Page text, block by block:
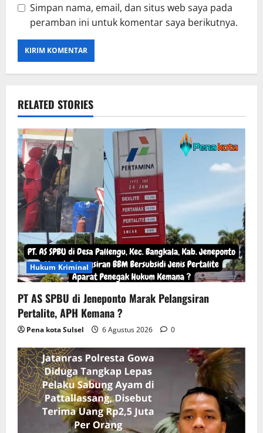
Simpan nama, email, dan situs web saya pada
peramban ini untuk komentar saya berikutnya.
RELATED STORIES
Hukum Kriminal
PT AS SPBU di Jeneponto Marak Pelangsiran
Pertalite, APH Kemana ?
Pena kota Sulsel 6 Agustus 2026 0